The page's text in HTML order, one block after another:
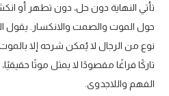
تأتي النهاية دون حل، دون تطهر أو
حول الموت والصمت والانكسار. يقول
نوع من الرجال لا يُمكن شرحه إلا
تاركًا فراغًا مقصودًا لا يمثل موتًا
الفهم واللاجدوى.